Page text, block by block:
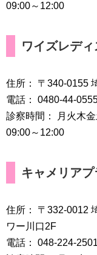
09:00～12:00
ワイズレデ
住所： 〒340-0155
電話： 0480-44-
診察時間： 月火木
09:00～12:00
キャメリア
住所： 〒332-0012
ワー川口2F
電話： 048-224-2501